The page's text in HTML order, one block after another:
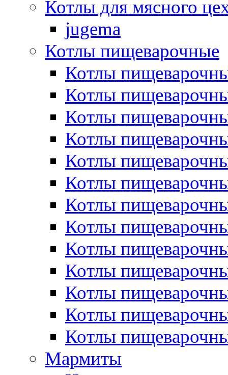
Котлы для мясного
jugema
Котлы пищеварочные
Котлы
Котлы
Котлы
Котлы
Котлы
Котлы
Котлы
Котлы
Котлы
Котлы
Котлы
Котлы
Котлы
Мармиты